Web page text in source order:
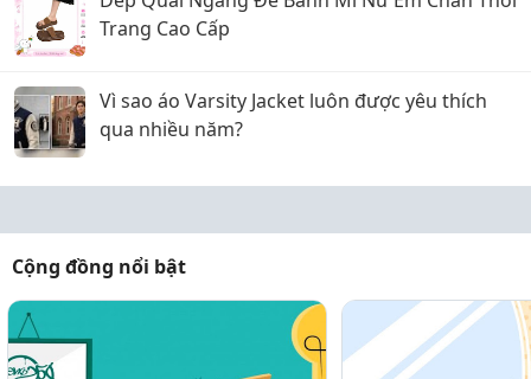
Trang Cao Cấp
Vì sao áo Varsity Jacket luôn được yêu thích
qua nhiều năm?
Cộng đồng nổi bật